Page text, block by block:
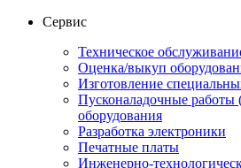
Сервис
Техническое
Оценка/выкуп
Изготовление
Пусконаладочные
оборудования
Разработка электроники
Печатные платы
Инженерно-